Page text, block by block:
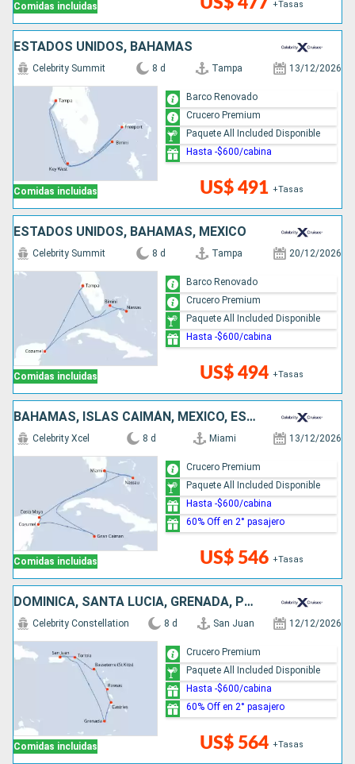
Comidas incluidas +Tasas
ESTADOS UNIDOS, BAHAMAS
Comidas incluidas
Celebrity Summit 8 d Tampa 13/12/2026
US$ 491 +Tasas
Barco Renovado
Crucero Premium
Paquete All Included Disponible
Hasta -$600/cabina
ESTADOS UNIDOS, BAHAMAS, MÉXICO
Comidas incluidas
Celebrity Summit 8 d Tampa 20/12/2026
US$ 494 +Tasas
Barco Renovado
Crucero Premium
Paquete All Included Disponible
Hasta -$600/cabina
BAHAMAS, ISLAS CAIMÁN, MÉXICO, ESTADOS UNIDOS
Comidas incluidas
Celebrity Xcel 8 d Miami 13/12/2026
US$ 546 +Tasas
Crucero Premium
Paquete All Included Disponible
Hasta -$600/cabina
60% Off en 2° pasajero
DOMINICA, SANTA LUCIA, GRENADA, PUERTO RICO
Comidas incluidas
Celebrity Constellation 8 d San Juan 12/12/2026
US$ 564 +Tasas
Crucero Premium
Paquete All Included Disponible
Hasta -$600/cabina
60% Off en 2° pasajero